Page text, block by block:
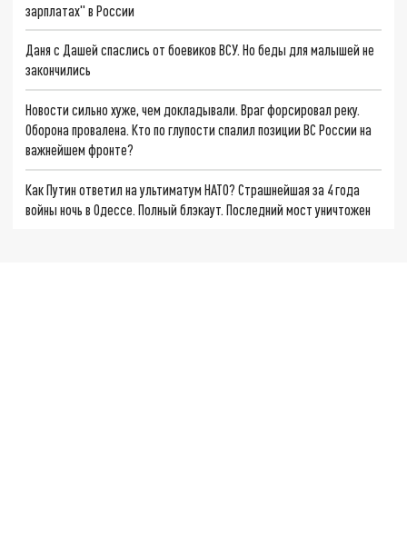
зарплатах" в России
Даня с Дашей спаслись от боевиков ВСУ. Но беды для малышей не
закончились
Новости сильно хуже, чем докладывали. Враг форсировал реку.
Оборона провалена. Кто по глупости спалил позиции ВС России на
важнейшем фронте?
Как Путин ответил на ультиматум НАТО? Страшнейшая за 4 года
войны ночь в Одессе. Полный блэкаут. Последний мост уничтожен